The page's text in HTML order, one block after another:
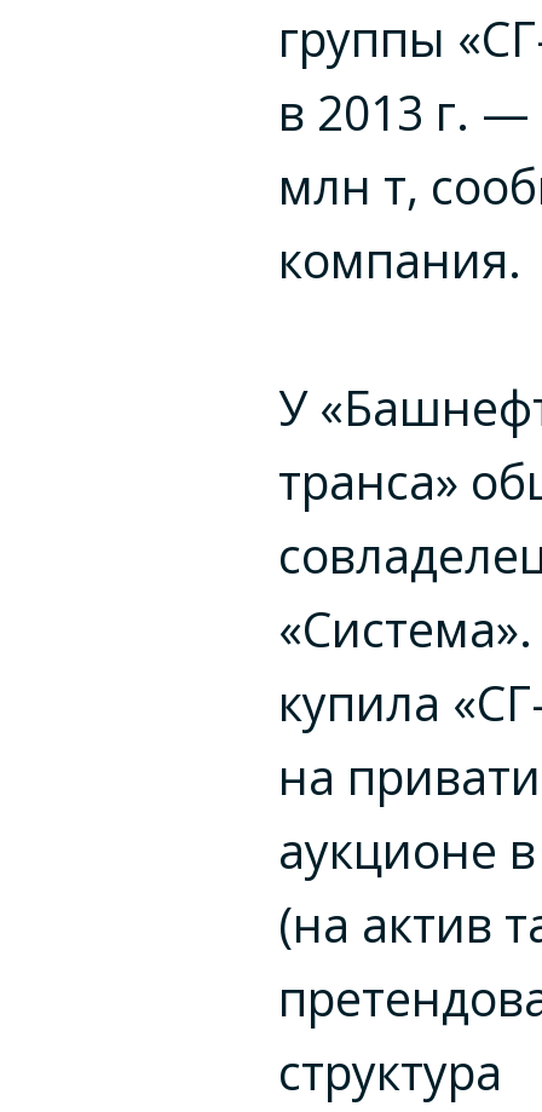
группы
в 2013 г. —
млн т,
компания.
У
транса»
купила
на
аукционе
(на актив
структура